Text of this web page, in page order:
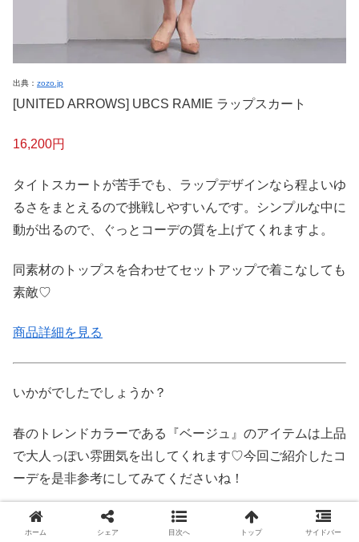
出典： zozo.jp
[UNITED ARROWS] UBCS RAMIE ラップスカート
16,200円
タイトスカートが苦手でも、ラップデザインなら程よいゆ
るさをまとえるので挑戦しやすいんです。シンプルな中に
動が出るので、ぐっとコーデの質を上げてくれますよ。
同素材のトップスを合わせてセットアップで着こなしても
素敵♡
商品詳細を見る
いかがでしたでしょうか？
春のトレンドカラーである『ベージュ』のアイテムは上品
で大人っぽい雰囲気を出してくれます♡今回ご紹介したコ
ーデを是非参考にしてみてくださいね！
ホーム シェア 目次へ トップ サイドバー